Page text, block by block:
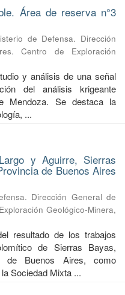
Área de reserva n°3
de Defensa. Dirección
Centro de Exploración
y análisis de una señal
del análisis krigeante
Mendoza. Se destaca la
...
y Aguirre, Sierras
de Buenos Aires
Dirección General de
Geológico-Minera,
resultado de los trabajos
de Sierras Bayas,
de Buenos Aires, como
Sociedad Mixta ...